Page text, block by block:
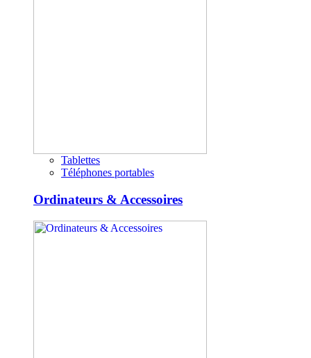
Tablettes
Téléphones portables
Ordinateurs & Accessoires